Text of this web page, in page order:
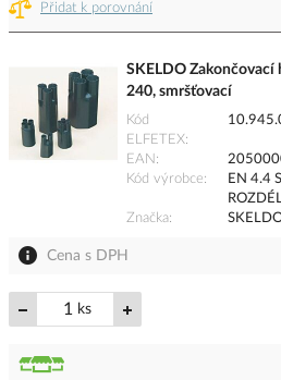
Přidat k porovnání
SKELDO Zakončovací
240, smršťovací
Kód
ELFETEX
EAN
Kód výrobce
EN 4.4
Značka
Cena s DPH
ks